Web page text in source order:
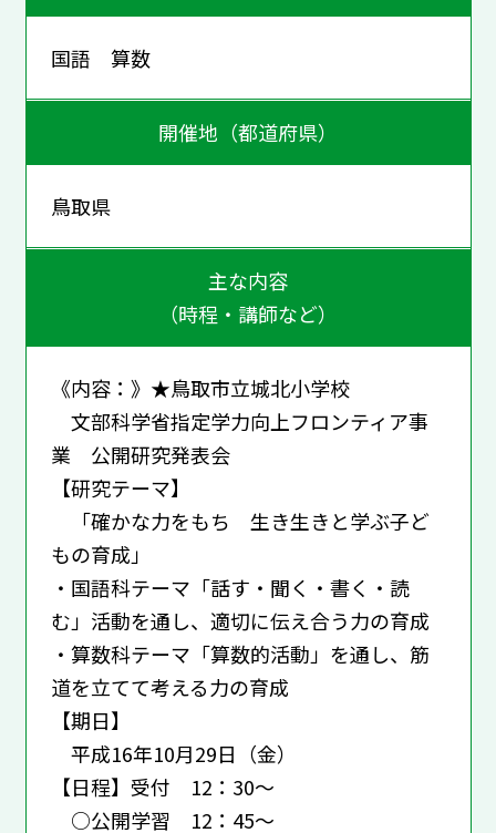
国語 算数
開催地（都道府県）
鳥取県
主な内容
（時程・講師など）
《内容：》★鳥取市立城北小学校
文部科学省指定学力向上フロンティア事
業 公開研究発表会
【研究テーマ】
「確かな力をもち 生き生きと学ぶ子ど
もの育成」
・国語科テーマ「話す・聞く・書く・読
む」活動を通し、適切に伝え合う力の育成
・算数科テーマ「算数的活動」を通し、筋
道を立てて考える力の育成
【期日】
平成16年10月29日（金）
【日程】受付 12：30～
○公開学習 12：45～